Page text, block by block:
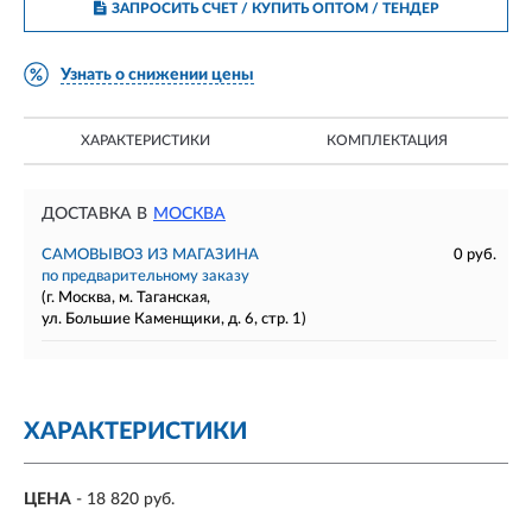
ЗАПРОСИТЬ СЧЕТ / КУПИТЬ ОПТОМ/ ТЕНДЕР
Узнать о снижении цены
ХАРАКТЕРИСТИКИ КОМПЛЕКТАЦИЯ
ДОСТАВКА В МОСКВА
САМОВЫВОЗ ИЗ МАГАЗИНА
0 руб.
по предварительному заказу
(г. Москва, м. Таганская,
ул. Большие Каменщики, д. 6, стр. 1)
ХАРАКТЕРИСТИКИ
ЦЕНА - 18 820 руб.